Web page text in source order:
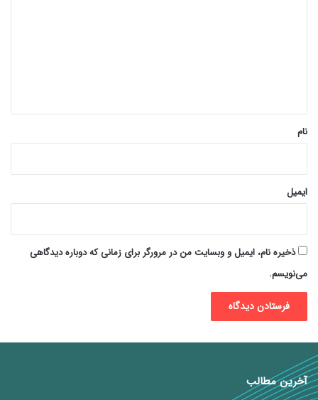
نام
ایمیل
ذخیره نام، ایمیل و وبسایت من در مرورگر برای زمانی که دوباره دیدگاهی
می‌نویسم.
آخرین مطالب